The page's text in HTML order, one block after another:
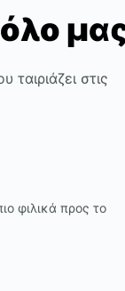
ταιριάζει στις
φιλικά προς το